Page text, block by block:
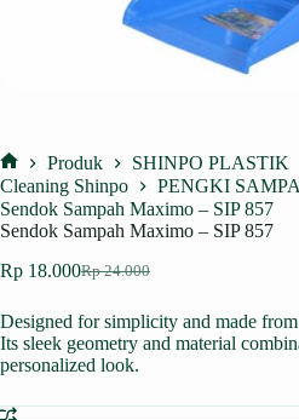
Home
Produk SHINPO PLASTIK
Cleaning Shinpo
PENGKI
Sendok Sampah Maximo – SIP 857
Sendok Sampah Maximo – SIP 857
Rp24.000
Harga
adalah:
Rp 24.000.
Rp 18.000Harga
ini
adalah:
Rp 18.000.
Designed for simplicity and made
Its sleek geometry and material
personalized look.